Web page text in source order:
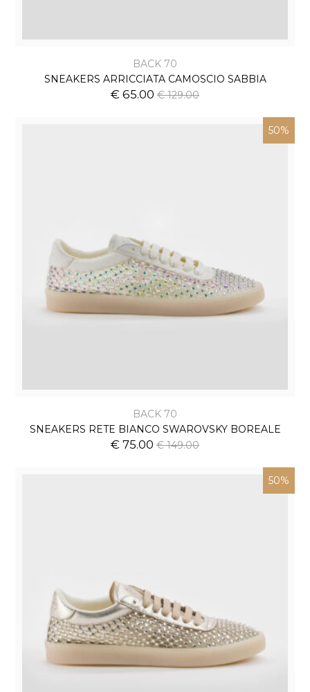
BACK 70
SNEAKERS ARRICCIATA CAMOSCIO SABBIA
€ 65.00 € 129.00
50%
BACK 70
SNEAKERS RETE BIANCO SWAROVSKY BOREALE
€ 75.00 € 149.00
50%